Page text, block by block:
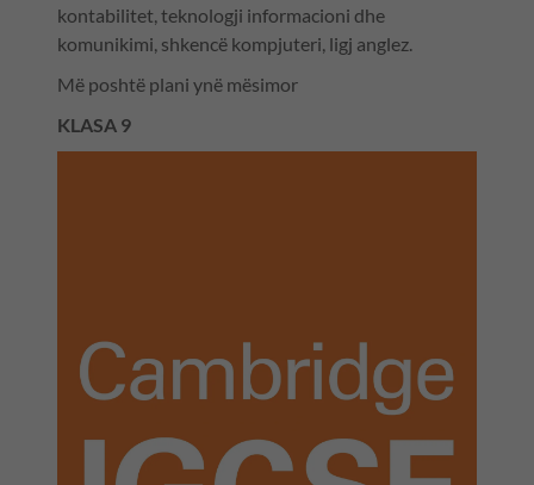
kontabilitet, teknologji informacioni dhe
komunikimi, shkencë kompjuteri, ligj anglez.
Më poshtë plani ynë mësimor
KLASA 9